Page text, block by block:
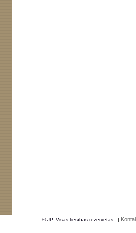
© JP. Visas tiesības rezervētas. |